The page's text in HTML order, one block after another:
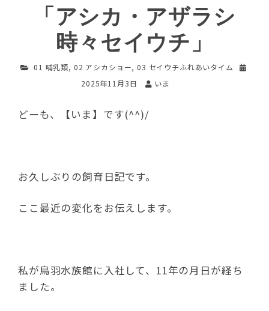
「アシカ・アザラシ
時々セイウチ」
01 哺乳類, 02 アシカショー,03 セイウチふれあいタイム
2025年11月3日
いま
どーも、【いま】です(^^)/
お久しぶりの飼育日記です。
ここ最近の変化をお伝えします。
私が鳥羽水族館に入社して、11年の月日が経ち
ました。